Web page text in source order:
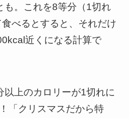
も。これを8等分（1切れ
べるとすると、それだけ
近くになる計算で
以上のカロリーが1切れに
「クリスマスだから特